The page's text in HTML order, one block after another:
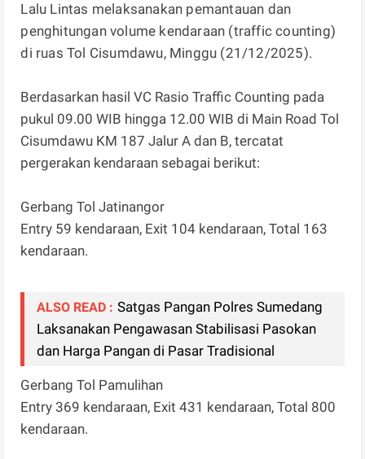
Lalu Lintas melaksanakan pemantauan dan
penghitungan volume kendaraan (traffic counting)
di ruas Tol Cisumdawu, Minggu (21/12/2025).
Berdasarkan hasil VC Rasio Traffic Counting pada
pukul 09.00 WIB hingga 12.00 WIB di Main Road Tol
Cisumdawu KM 187 Jalur A dan B, tercatat
pergerakan kendaraan sebagai berikut:
Gerbang Tol Jatinangor
Entry 59 kendaraan, Exit 104 kendaraan, Total 163
kendaraan.
ALSO READ : Satgas Pangan Polres Sumedang
Laksanakan Pengawasan Stabilisasi Pasokan
dan Harga Pangan di Pasar Tradisional
Gerbang Tol Pamulihan
Entry 369 kendaraan, Exit 431 kendaraan, Total 800
kendaraan.